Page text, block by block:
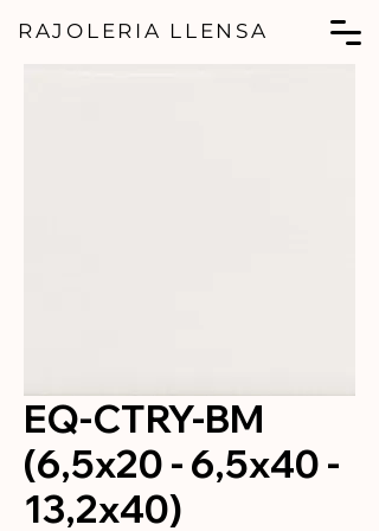
RAJOLERIA LLENSA
EQ-CTRY-BM
(6,5x20 - 6,5x40 -
13,2x40)